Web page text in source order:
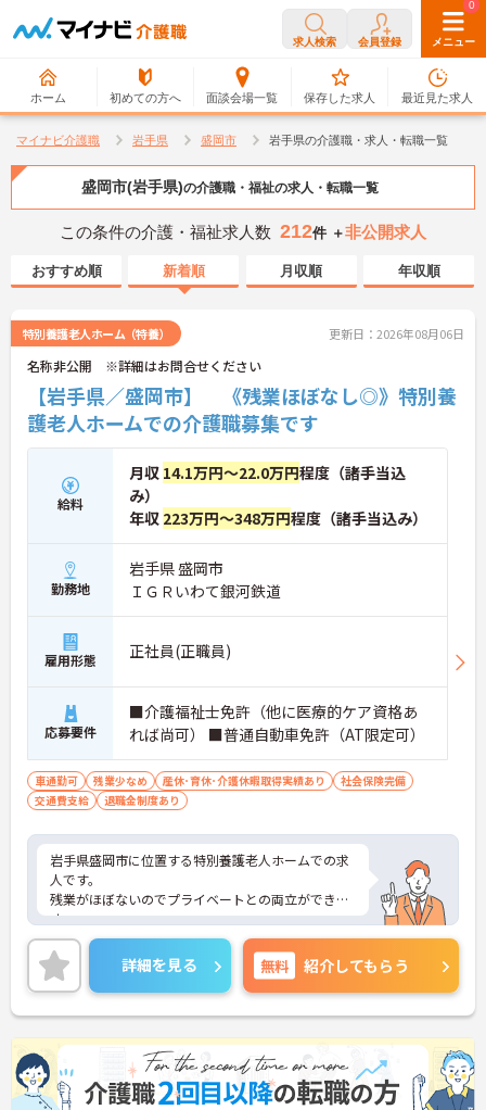
求人検索 会員登録 メニュー
ホーム 初めての方へ 面談会場一覧
0
保存した求人
0
最近見た求人
マイナビ介護職 岩手県 盛岡市 岩手県の介護職・求人・転職一覧
盛岡市(岩手県)の介護職・福祉の求人・転職一覧
この条件の介護・福祉求人数 212件 ＋非公開求人
おすすめ順 新着順 月収順 年収順
特別養護老人ホーム（特養） 更新日：2026年08月06日
名称非公開 ※詳細はお問合せください
【岩手県／盛岡市】 《残業ほぼなし◎》特別養
護老人ホームでの介護職募集です
給料
月収 14.1万円～22.0万円程度（諸手当込
み）
年収 223万円～348万円程度（諸手当込み）
勤務地
岩手県 盛岡市
ＩＧＲいわて銀河鉄道
雇用形態 正社員(正職員)
応募要件
■介護福祉士免許（他に医療的ケア資格あ
れば尚可） ■普通自動車免許（AT限定可）
車通勤可 残業少なめ 産休･育休･介護休暇取得実績あり
社会保険完備
交通費支給
退職金制度あり
岩手県盛岡市に位置する特別養護老人ホームでの求
人です。
残業がほぼないのでプライベートとの両立ができま
す。
ご興味のある方はお気軽にお問い合わせ下さい。
詳細を見る 無料 紹介してもらう